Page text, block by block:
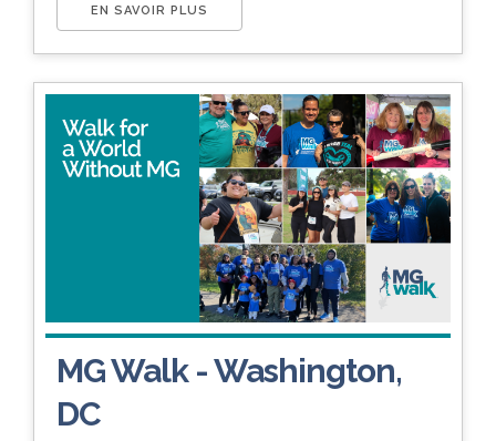
EN SAVOIR PLUS
MG Walk - Washington,
DC